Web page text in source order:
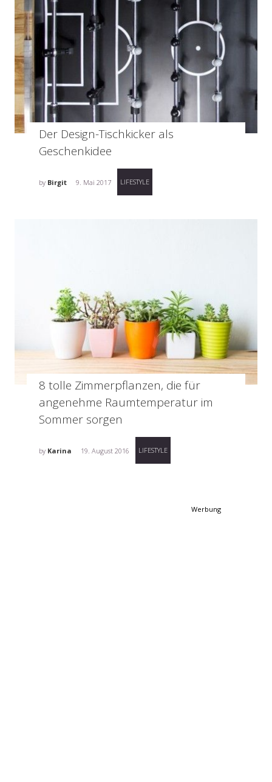
Der Design-Tischkicker als
Geschenkidee
by Birgit 9. Mai 2017 LIFESTYLE
8 tolle Zimmerpflanzen, die für
angenehme Raumtemperatur im
Sommer sorgen
by Karina 19. August 2016 LIFESTYLE
Werbung